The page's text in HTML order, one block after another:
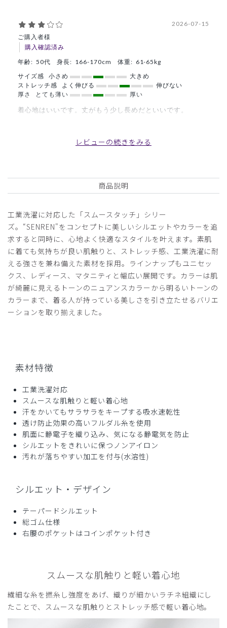
ご購入者様
購入確認済み
2026-07-15
年齢: 50代 身長: 166-170cm 体重: 61-65kg
サイズ感
小さめ
大きめ
ストレッチ感
よく伸びる
伸びない
厚さ
とても薄い 厚い
着心地はいいです。丈がもう少し長めだといいです。
ご購入者様
購入確認済み
肌触りがとにかく良い。楽に勤務時間を過ごすことができ
る。
商品：Q04クラシコナース:スムースタッチ・ユニセッ
クススクラブパンツ/白/M
購入確認済み
年齢:30代 身長: 156-160cm 体重: 46-50kg
はじめてのクラシコ
これまで色々なユニフォームを着用してきましたが、初めて
クラシコを着用しました。他のユニフォームに比べてシルエ
ットが綺麗に出るためか、
クススクラブパンツ/ライトブルー/S
役に立った 0
年齢:50代 身長:161-165cm 体重: 51-55kg
軽く足さばきもよい
レビューの続きをみる
商品説明
工業洗濯に対応した「スムースタッチ」シリー
ズ。“SENREN"をコンセプトに美しいシルエットやカラーを追
求すると同時に、心地よく快適なスタイルを叶えます。素肌
に着ても気持ちが良い肌触りと、ストレッチ感、工業洗濯に耐
える強さを兼ね備えた素材を採用。ラインナップもユニセッ
クス、レディース、マタニティと幅広い展開です。カラーは肌
が綺麗に見えるトーンのニュアンスカラーから明るいトーンの
カラーまで、着る人が持っている美しさを引き立たせるバリエ
ーションを取り揃えました。
素材特徴
工業洗濯対応
スムースな肌触りと軽い着心地
汗をかいてもサラサラをキープする吸水速乾性
透け防止効果の高いフルダル糸を使用
肌面に静電子を織り込み、気になる静電気を防止
シルエットをきれいに保つノンアイロン
汚れが落ちやすい加工を付与(水溶性)
シルエット・デザイン
テーパードシルエット
総ゴム仕様
右腰のポケットはコインポケット付き
スムースな肌触りと軽い着心地
繊細な糸を撚糸し強度をあげ、織りが細かいラチネ組織にし
たことで、スムースな肌触りとストレッチ感で軽い着心地。